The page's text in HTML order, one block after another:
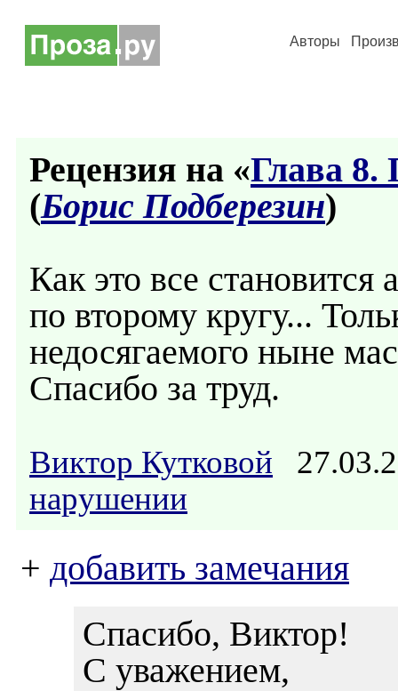
Авторы
Рецензия на «Глава
(Борис Подберезин)
Как это все
по второму кругу...
недосягаемого ныне
Спасибо за труд.
Виктор Кутковой
нарушении
+ добавить замечания
Спасибо, Виктор!
С уважением,